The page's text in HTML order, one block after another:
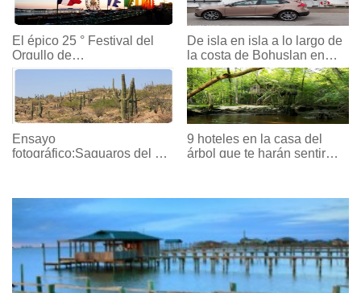
El épico 25 ° Festival del
Orgullo de
Brighton:Carnaval de la
De isla en isla a lo largo de
la costa de Bohuslan en
Suecia - ¡Guía de viaje por
carretera!
Ensayo
fotográfico:Saguaros del sur
9 hoteles en la casa del
árbol que te harán sentir